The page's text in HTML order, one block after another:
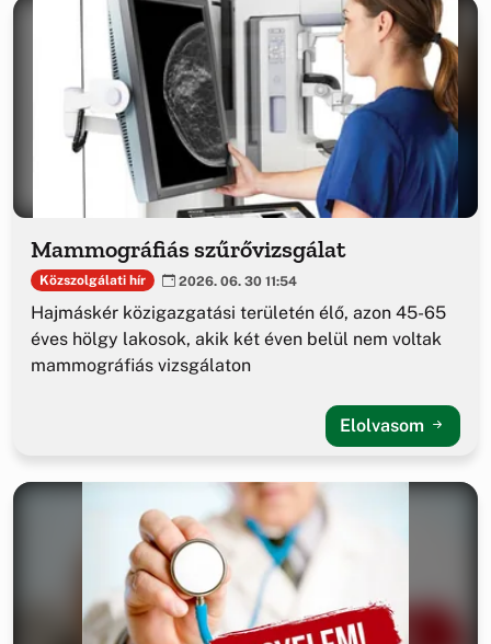
Mammográfiás szűrővizsgálat
Közszolgálati hír 2026. 06. 30 11:54
Hajmáskér közigazgatási területén élő, azon 45-65
éves hölgy lakosok, akik két éven belül nem voltak
mammográfiás vizsgálaton
Elolvasom